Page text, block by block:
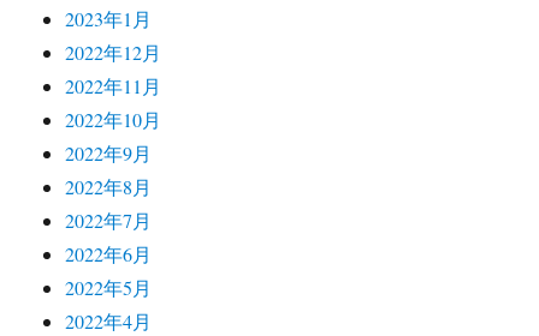
2023年1月
2022年12月
2022年11月
2022年10月
2022年9月
2022年8月
2022年7月
2022年6月
2022年5月
2022年4月